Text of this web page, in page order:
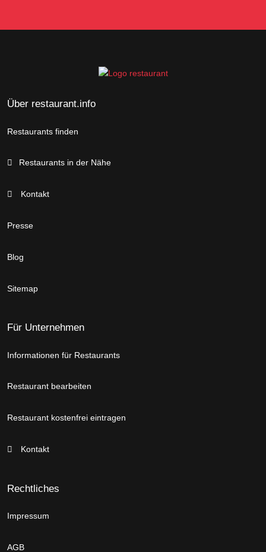
Über restaurant.info
Restaurants finden
Restaurants in der Nähe
Kontakt
Presse
Blog
Sitemap
Für Unternehmen
Informationen für Restaurants
Restaurant bearbeiten
Restaurant kostenfrei eintragen
Kontakt
Rechtliches
Impressum
AGB